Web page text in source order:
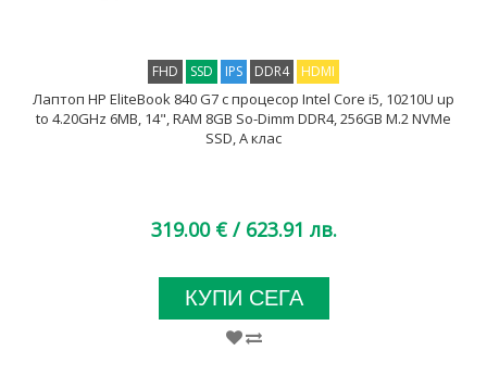
FHD SSD IPS DDR4 HDMI
Лаптоп HP EliteBook 840 G7 с процесор Intel Core i5, 10210U up
to 4.20GHz 6MB, 14", RAM 8GB So-Dimm DDR4, 256GB M.2 NVMe
SSD, A клас
319.00 € / 623.91 лв.
КУПИ СЕГА